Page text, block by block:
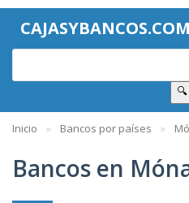
CAJASYBANCOS.COM
🔍
Inicio Bancos por países
Bancos en